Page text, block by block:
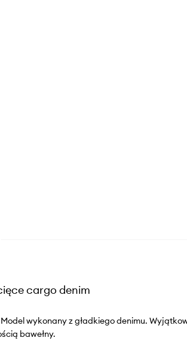
cargo denim
wykonany z gładkiego denimu.
bawełny.